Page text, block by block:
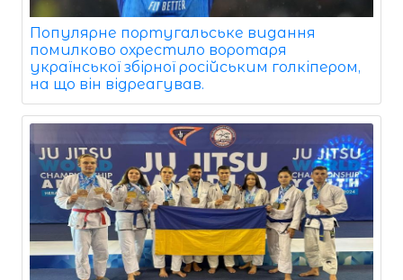
Популярне португальське видання
помилково охрестило воротаря
української збірної російським голкіпером,
на що він відреагував.